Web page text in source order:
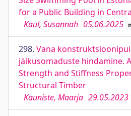
for a Public Building in
Kaul, Susannah 05.06.2025
298. Vana
jäikusomaduste hindamine.
Strength and Stiffness
Structural Timber
Kauniste, Maarja 29.05.2023